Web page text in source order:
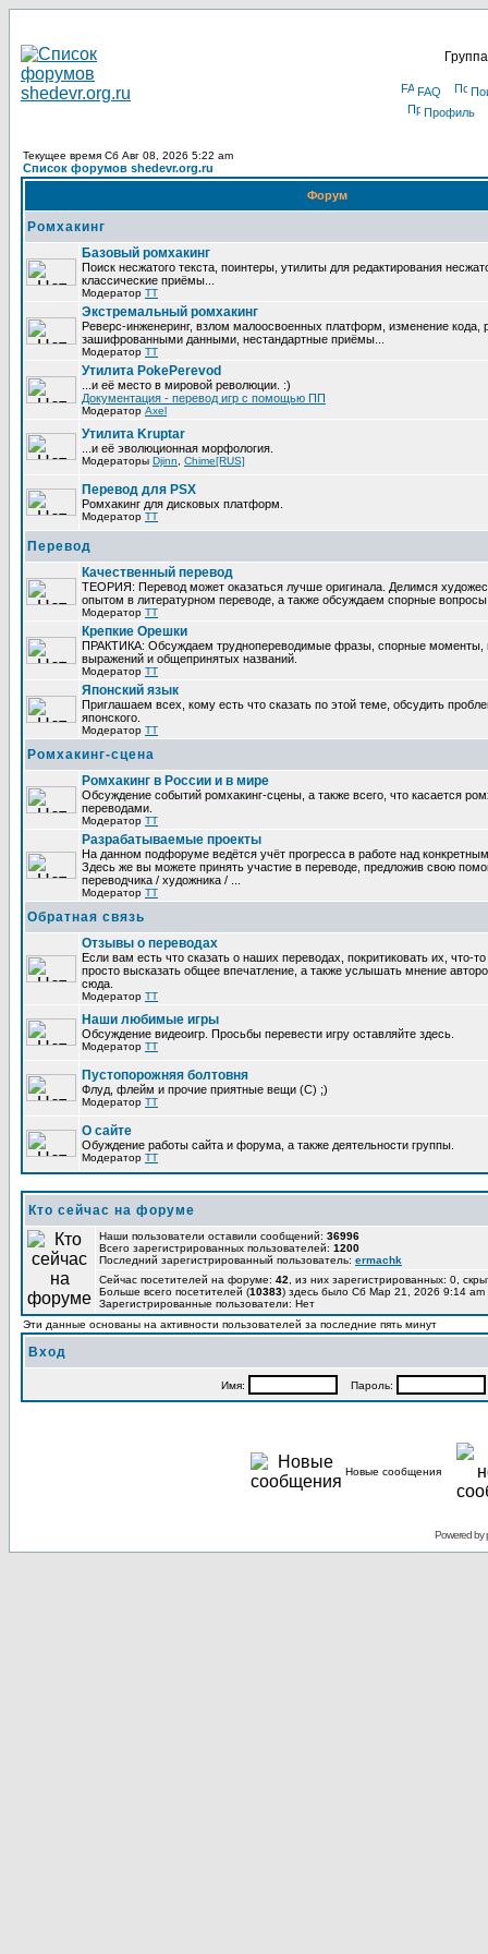
FAQ
Профиль
Текущее время Сб Авг 08, 2026 5:22 am
Список форумов shedevr.org.ru
Форум
Ромхакинг
Базовый ромхакинг
Поиск несжатого текста, поинтеры, утилиты для редактирования
классические приёмы...
Модератор TT
Экстремальный ромхакинг
Реверс-инженеринг, взлом малоосвоенных платформ, изменение кода,
зашифрованными данными, нестандартные приёмы...
Модератор TT
Утилита PokePerevod
...и её место в мировой революции. :)
Документация - перевод игр с помощью ПП
Модератор Axel
Утилита Kruptar
...и её эволюционная морфология.
Модераторы Djinn Chime[RUS]
Перевод для PSX
Ромхакинг для дисковых платформ.
Модератор TT
Перевод
Качественный перевод
ТЕОРИЯ: Перевод может оказаться лучше оригинала. Делимся
опытом в литературном переводе, а также обсуждаем спорные вопросы
Модератор TT
Крепкие Орешки
ПРАКТИКА: Обсуждаем труднопереводимые фразы, спорные моменты,
выражений и общепринятых названий.
Модератор TT
Японский язык
Приглашаем всех, кому есть что сказать по этой теме, обсудить
японского.
Модератор TT
Ромхакинг-сцена
Ромхакинг в России и в мире
Обсуждение событий ромхакинг-сцены, а также всего, что касается
переводами.
Модератор TT
Разрабатываемые проекты
На данном подфоруме ведётся учёт прогресса в работе над
Здесь же вы можете принять участие в переводе, предложив свою
переводчика / художника / ...
Модератор TT
Обратная связь
Отзывы о переводах
Если вам есть что сказать о наших переводах, покритиковать их, что-
просто высказать общее впечатление, а также услышать мнение
сюда.
Модератор TT
Наши любимые игры
Обсуждение видеоигр. Просьбы перевести игру оставляйте здесь.
Модератор TT
Пустопорожняя болтовня
Флуд, флейм и прочие приятные вещи (C) ;)
Модератор TT
О сайте
Обуждение работы сайта и форума, а также деятельности группы.
Модератор TT
Кто сейчас на форуме
Наши пользователи оставили сообщений: 36996
Всего зарегистрированных пользователей: 1200
Последний зарегистрированный пользователь: ermachk
Сейчас посетителей на форуме: 42 , из них зарегистрированных: 0,
Больше всего посетителей (10383) здесь было Сб Мар 21, 2026 9:14 am
Зарегистрированные пользователи: Нет
Эти данные основаны на активности пользователей за последние пять минут
Вход
Имя: Пароль:
Новые сообщения
Powered by